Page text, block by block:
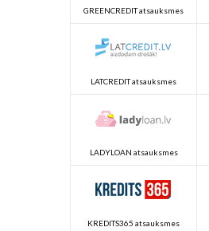
GREENCREDIT atsauksmes
LATCREDIT atsauksmes
LADYLOAN atsauksmes
KREDITS365 atsauksmes